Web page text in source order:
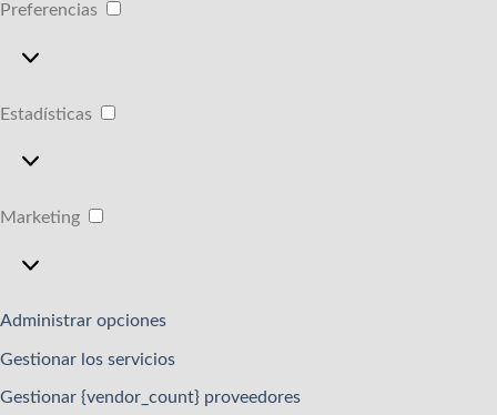
Preferencias
Preferencias
Estadísticas
Estadísticas
Marketing
Marketing
Administrar opciones
Gestionar los servicios
Gestionar {vendor_count} proveedores